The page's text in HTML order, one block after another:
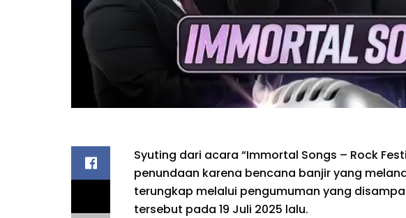
Syuting dari acara “Immortal Songs – Rock
penundaan karena bencana banjir yang
terungkap melalui pengumuman yang
tersebut pada 19 Juli 2025 lalu.